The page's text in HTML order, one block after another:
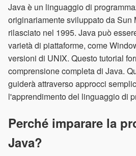
Java è un linguaggio di
originariamente sviluppato da Sun
rilasciato nel 1995. Java può
varietà di piattaforme, come
versioni di UNIX. Questo tutorial
comprensione completa di Java.
guiderà attraverso approcci
l'apprendimento del linguaggio di
Perché imparare la
Java?